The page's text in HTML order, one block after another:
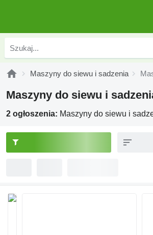
Maszyny do siewu i sadzenia
Maszyny do siewu i
2 ogłoszenia: Maszyny do siewu i